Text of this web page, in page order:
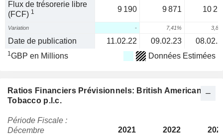
Flux de trésorerie libre
(FCF) 1 9 190 9 871 10
Variation - 7,41%
Date de publication 11.02.22 09.02.23
1GBP en Millions Données Estimées
Ratios Financiers Prévisionnels: British American
Tobacco p.l.c.
Période Fiscale :
Décembre
2021 2022